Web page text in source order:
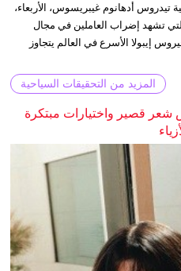
تيدروس أدهانوم غيبريسوس، الأربعاء،
تشهد إضراب العاملين في مجال
إيبولا الأسرع في العالم يتجاوز
المزيد من التحقيقات السياحية
شعر قصير واختيارات مبتكرة